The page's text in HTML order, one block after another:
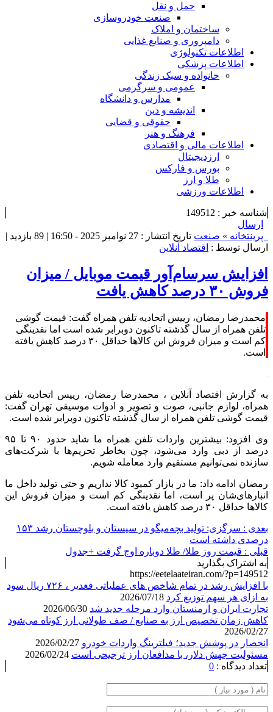
حمل و نقل
صنعت خودروسازی
ساختمان و املاک
دامپروری و صنایع غذایی
اطلاعات تکنولوژی
اطلاعات پزشکی
خانواده و سبک زندگی
عمومی و سرگرمی
مدارس و دانشگاه
اندیشه و دین
حقوقی و قضایی
فرهنگ و هنر
اطلاعات مالی و اقتصادی
ارزدیجیتال
بورس و فارکس
طلا و ارز
اطلاعات ورزشی
شناسه خبر : 149512
ارسال
پرینتخانه » صنعت تاریخ انتشار : 27 نوامبر 2025 - 16:50 | 89 بازدید
|
ارسال توسط : اقتصاد آنلاین
افزایش سرسام‌آور قیمت موبایل / میزان
فروش ۳۰ درصد کاهش یافت
محمدرضا رمضان، رییس اتحادیه تلفن همراه گفت: قیمت گوشی
تلفن همراه از سال گذشته تاکنون دوبرابر شده است اما نقدینگی
کم است و میزان فروش این کالا‌ها حداقل ۳۰ درصد کاهش یافته
است.
به گزارش اقتصاد آنلاین ، محمدرضا رمضان، رییس اتحادیه تلفن
همراه، لوازم جانبی، صوت و تصویر و ادوات موسیقی تهران گفت:
قیمت گوشی تلفن همراه از سال گذشته تاکنون دوبرابر شده است.
وی افزود: بیشترین واردات تلفن همراه ما شاید حدود ۹۰ تا ۹۵
درصد از دبی وارد می‌شود، چون بخاطر تحریم‌ها با شرکت‌های
سازنده نمی‌توانیم مستقیم وارد معامله شویم.
رمضان ادامه داد: ما در بازار کمبود کالا نداریم و حتی تولید داخل ما
انبارهای‌شان پر است، اما نقدینگی کم است و میزان فروش این
کالا‌ها حداقل ۳۰ درصد کاهش یافته است.
بعدی :
سرگزی: تولید بچه‌میگو در سیستان و بلوچستان رشد ۱۵۳
درصدی داشته است
قبلی : قیمت روز طلا/ طلا دوباره اوج گرفت +‌جدول
به اشتراک بگذارید
https://eetelaateiran.com/?p=149512
با افزایش رشد در تمام شاخص های عملیاتی ‌فغدیر ، ۷۲۶ ریال سود
به ازای هر سهم توزیع کرد
تجارت ایران و ارمنستان وارد مرحله جدید شد
کاهش زمان تخصیص ارز به صنایع / صف طولانی ارز کوتاه می‌شود
2026/02/27
انحصار در پوشش جدید؛ فیلترینگ واردات خودرو
مسئولیت جهش دلار، با مدافعان ارز ترجیحی است
تعداد دیدگاه : 0